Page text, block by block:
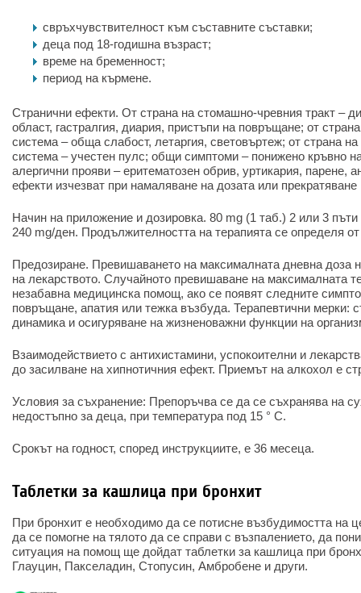
свръхчувствителност към съставните съставки;
деца под 18-годишна възраст;
време на бременност;
период на кърмене.
Странични ефекти. От страна на стомашно-чревния тракт –
област, гастралгия, диария, пристъпи на повръщане; от
система – обща слабост, летаргия, световъртеж; от страна
система – учестен пулс; общи симптоми – понижено кръвно
алергични прояви – еритематозен обрив, уртикария, парене,
ефекти изчезват при намаляване на дозата или
Начин на приложение и дозировка. 80 mg (1 таб.) 2 или 3
240 mg/ден. Продължителността на терапията се определя
Предозиране. Превишаването на максималната дневна доза
на лекарството. Случайното превишаване на максималната
незабавна медицинска помощ, ако се появят следните
повръщане, апатия или тежка възбуда. Терапевтични мерки:
динамика и осигуряване на жизненоважни функции на
Взаимодействието с антихистамини, успокоителни и
до засилване на хипнотичния ефект. Приемът на алкохол е
Условия за съхранение: Препоръчва се да се съхранява на
недостъпно за деца, при температура под 15 ° C.
Срокът на годност, според инструкциите, е 36 месеца.
Таблетки за кашлица при бронхит
При бронхит е необходимо да се потисне възбудимостта на
да се помогне на тялото да се справи с възпалението, да
ситуация на помощ ще дойдат таблетки за кашлица при
Глауцин, Пакселадин, Стопусин, Амбробене и други.